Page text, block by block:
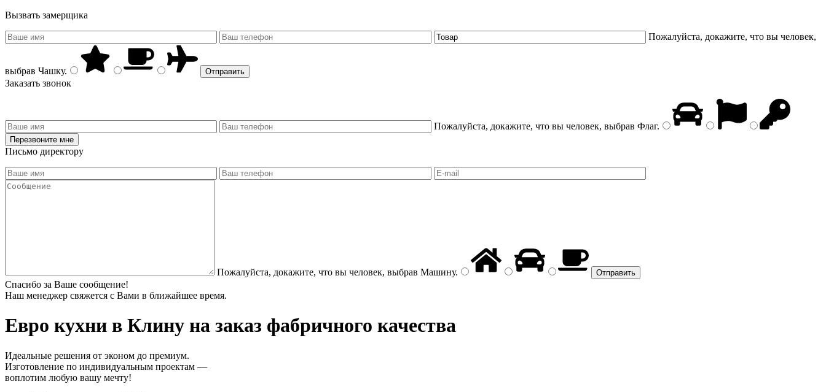
Вызвать замерщика
Пожалуйста, докажите, что вы человек,
выбрав Чашку.
Заказать звонок
Пожалуйста, докажите, что вы человек, выбрав Флаг.
Письмо директору
Пожалуйста, докажите, что вы человек, выбрав Машину.
Спасибо за Ваше сообщение!
Наш менеджер свяжется с Вами в ближайшее время.
Евро кухни в Клину на заказ фабричного качества
Идеальные решения от эконом до премиум.
Изготовление по индивидуальным проектам —
воплотим любую вашу мечту!